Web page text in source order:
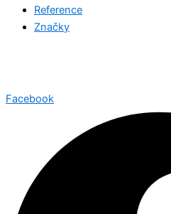
Reference
Značky
Facebook